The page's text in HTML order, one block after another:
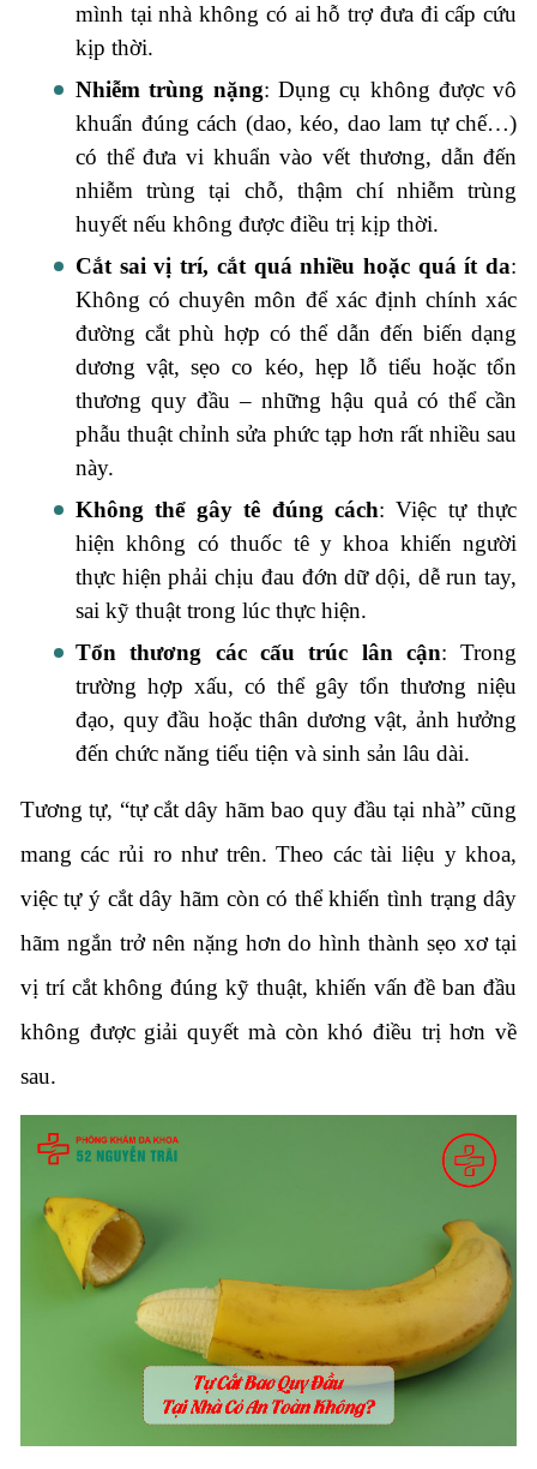
mình tại nhà không có ai hỗ trợ đưa đi cấp cứu
kịp thời.
Nhiễm trùng nặng: Dụng cụ không được vô
khuẩn đúng cách (dao, kéo, dao lam tự chế…)
có thể đưa vi khuẩn vào vết thương, dẫn đến
nhiễm trùng tại chỗ, thậm chí nhiễm trùng
huyết nếu không được điều trị kịp thời.
Cắt sai vị trí, cắt quá nhiều hoặc quá ít da:
Không có chuyên môn để xác định chính xác
đường cắt phù hợp có thể dẫn đến biến dạng
dương vật, sẹo co kéo, hẹp lỗ tiểu hoặc tổn
thương quy đầu – những hậu quả có thể cần
phẫu thuật chỉnh sửa phức tạp hơn rất nhiều sau
này.
Không thể gây tê đúng cách: Việc tự thực
hiện không có thuốc tê y khoa khiến người
thực hiện phải chịu đau đớn dữ dội, dễ run tay,
sai kỹ thuật trong lúc thực hiện.
Tổn thương các cấu trúc lân cận: Trong
trường hợp xấu, có thể gây tổn thương niệu
đạo, quy đầu hoặc thân dương vật, ảnh hưởng
đến chức năng tiểu tiện và sinh sản lâu dài.
Tương tự, “tự cắt dây hãm bao quy đầu tại nhà” cũng
mang các rủi ro như trên. Theo các tài liệu y khoa,
việc tự ý cắt dây hãm còn có thể khiến tình trạng dây
hãm ngắn trở nên nặng hơn do hình thành sẹo xơ tại
vị trí cắt không đúng kỹ thuật, khiến vấn đề ban đầu
không được giải quyết mà còn khó điều trị hơn về
sau.